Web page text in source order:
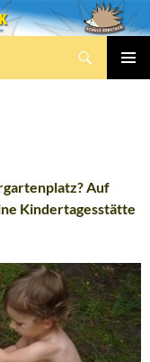
Auf
Kindertagesstätte